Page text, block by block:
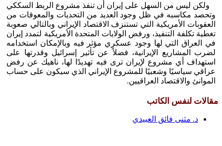
ولكن ليس من السهل على إيران أن تنفذ مشروع الربط السككي
وتحصد مكاسبه في ظل وجود العديد من التحديات والمعوقات من
العقوبات الأمريكية التي تستنزف الاقتصاد الإيراني وبالتالي صعوبة
تغطية تكلفة التنفيذ، ورفض الولايات المتحدة الأمريكية لتمدد إيران
في العراق التي لها وجود عسكري مؤثر فيه وبالإمكان استخدامه
لضرب المشاريع الإيرانية، فضلاً عن تأثير إسرائيل وقدرتها على
استهداف أي مشروع لإيران ترى فيه تهديدًا لها، ناهيك عن رفض
عراقي سياسيًا وشعبيًا للمشروع الإيراني الذي سيكون على حساب
الموانئ والاقتصاد العراقيين.
مقالات لنفس الكاتب
د. مثنى فائق العبيدي